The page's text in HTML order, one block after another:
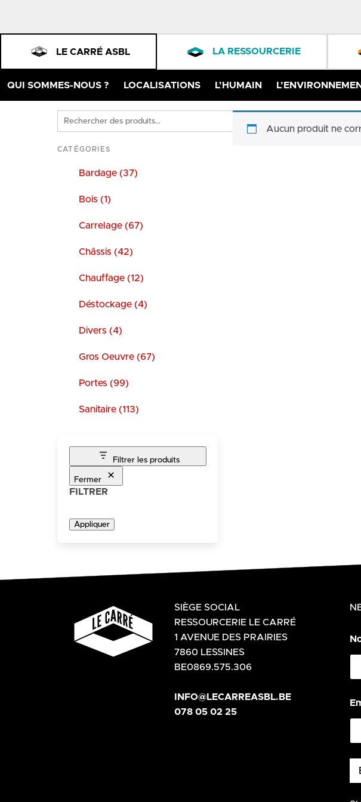
LE CARRÉ ASBL LA RESSOURCERIE
QUI SOMMES-NOUS ? LOCALISATIONS L’HUMAIN
Rechercher
des
produits
CATÉGORIES
Bardage (37)
Bois (1)
Carrelage (67)
Châssis (42)
Chauffage (12)
Déstockage (4)
Divers (4)
Gros Oeuvre (67)
Portes (99)
Sanitaire (113)
Filtrer les produits
Fermer
FILTRER
Appliquer
Aucun produit ne
SIÈGE SOCIAL
RESSOURCERIE LE CARRÉ
1 AVENUE DES PRAIRIES
7860 LESSINES
BE0869.575.306
INFO@LECARREASBL.BE
078 05 02 25
E
m